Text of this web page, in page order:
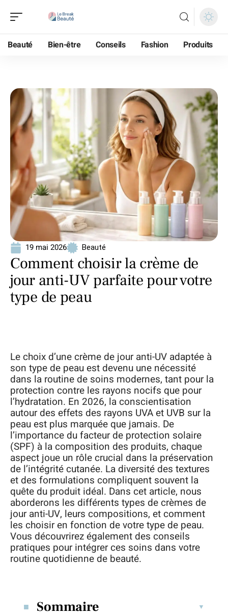
Beauté Bien-être Conseils Fashion Produits
19 mai 2026 Beauté
Comment choisir la crème de
jour anti-UV parfaite pour votre
type de peau
Le choix d’une crème de jour anti-UV adaptée à
son type de peau est devenu une nécessité
dans la routine de soins modernes, tant pour la
protection contre les rayons nocifs que pour
l’hydratation. En 2026, la conscientisation
autour des effets des rayons UVA et UVB sur la
peau est plus marquée que jamais. De
l’importance du facteur de protection solaire
(SPF) à la composition des produits, chaque
aspect joue un rôle crucial dans la préservation
de l’intégrité cutanée. La diversité des textures
et des formulations compliquent souvent la
quête du produit idéal. Dans cet article, nous
aborderons les différents types de crèmes de
jour anti-UV, leurs compositions, et comment
les choisir en fonction de votre type de peau.
Vous découvrirez également des conseils
pratiques pour intégrer ces soins dans votre
routine quotidienne de beauté.
Sommaire